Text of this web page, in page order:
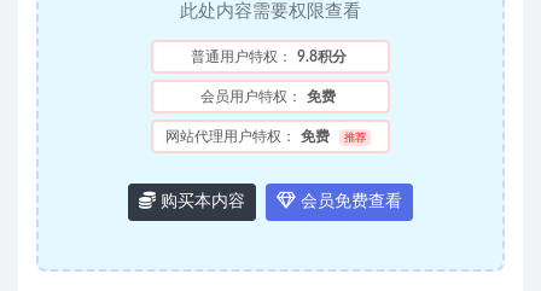
此处内容需要权限查看
普通用户特权： 9.8积分
会员用户特权： 免费
网站代理用户特权： 免费 推荐
购买本内容 会员免费查看